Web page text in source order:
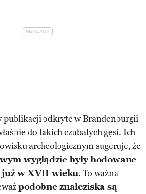
publikacji odkryte w Brandenburgii
do takich czubatych gęsi. Ich
archeologicznym sugeruje, że
wyglądzie były hodowane
już w XVII wieku. To ważna
podobne znaleziska są